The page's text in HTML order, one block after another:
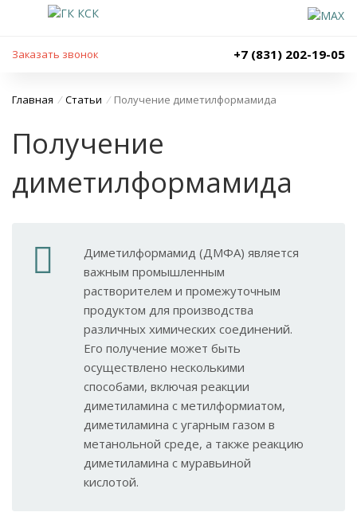
Заказать звонок +7 (831) 202-19-05
Главная / Статьи / Получение диметилформамида
Получение
диметилформамида
Диметилформамид (ДМФА) является
важным промышленным
растворителем и промежуточным
продуктом для производства
различных химических соединений.
Его получение может быть
осуществлено несколькими
способами, включая реакции
диметиламина с метилформиатом,
диметиламина с угарным газом в
метанольной среде, а также реакцию
диметиламина с муравьиной
кислотой.